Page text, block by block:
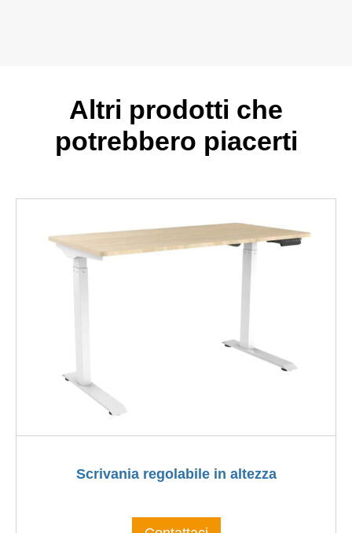
Altri prodotti che
potrebbero piacerti
Scrivania regolabile in altezza